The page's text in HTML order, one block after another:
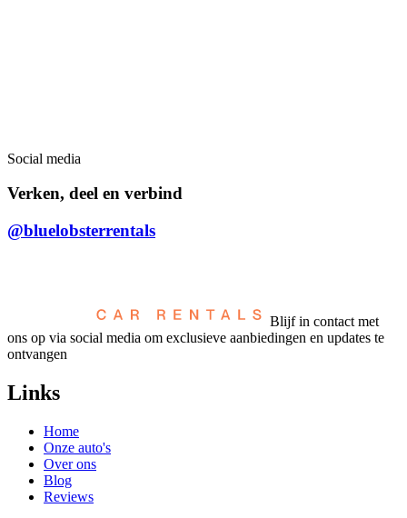
Social media
Verken, deel en verbind
@bluelobsterrentals
Blijf in contact met
ons op via social media om exclusieve aanbiedingen en updates te
ontvangen
Links
Home
Onze auto's
Over ons
Blog
Reviews